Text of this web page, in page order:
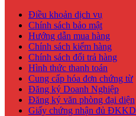
Điều khoản dịch vụ
Chính sách bảo mật
Hướng dẫn mua hàng
Chính sách kiểm hàng
Chính sách đổi trả hàng
Hình thức thanh toán
Cung cấp hóa đơn chứng từ
Đăng ký Doanh Nghiệp
Đăng ký văn phòng đại diện
Giấy chứng nhận đủ ĐKKD